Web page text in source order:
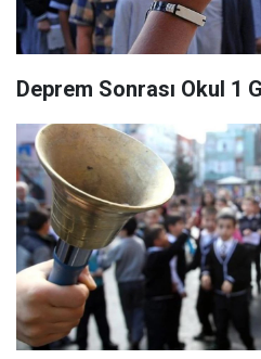
Deprem Sonrası Okul 1